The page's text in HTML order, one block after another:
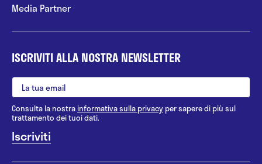
Media Partner
ISCRIVITI ALLA NOSTRA NEWSLETTER
Consulta la nostrainformativa sulla privacy per sapere di più sul
trattamento dei tuoi dati.